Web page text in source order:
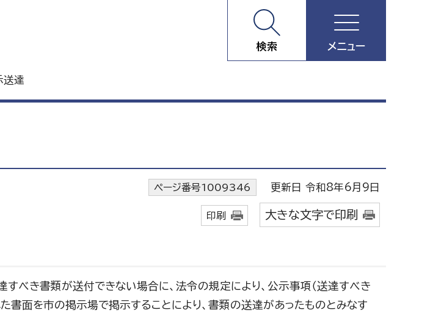
検索 メニュー
送達
ページ番号1009346 更新日 令和8年6月9日
印刷 大きな文字で印刷
べき書類が送付できない場合に、法令の規定により、公示事項（送達すべき
書面を市の掲示場で掲示することにより、書類の送達があったものとみなす